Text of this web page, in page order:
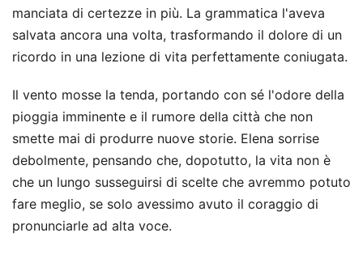
manciata di certezze in più. La grammatica l'aveva
salvata ancora una volta, trasformando il dolore di un
ricordo in una lezione di vita perfettamente coniugata.
Il vento mosse la tenda, portando con sé l'odore della
pioggia imminente e il rumore della città che non
smette mai di produrre nuove storie. Elena sorrise
debolmente, pensando che, dopotutto, la vita non è
che un lungo susseguirsi di scelte che avremmo potuto
fare meglio, se solo avessimo avuto il coraggio di
pronunciarle ad alta voce.